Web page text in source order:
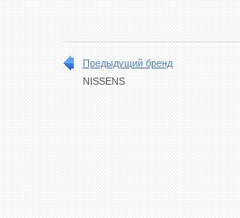
Предыдущий бренд
NISSENS